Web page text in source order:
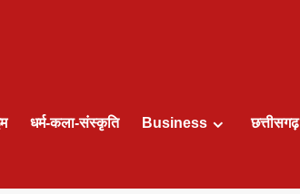
धर्म-कला-संस्कृति Business छत्तीसगढ़